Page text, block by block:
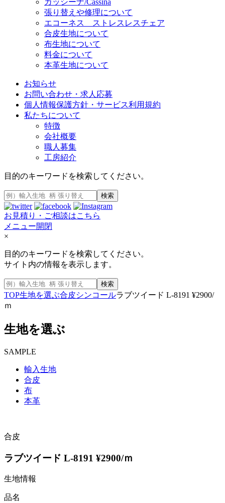
カッシーナ/Cassina
張り替えや修理について
エコーネス ストレスレスチェア
合皮生地について
布生地について
料金について
本革生地について
お知らせ
お問い合わせ・求人応募
個人情報保護方針・サービス利用規約
私たちについて
特徴
会社概要
職人募集
工房紹介
目的のキーワードを検索してください。
検索
お見積り・ご相談はこちら
メニュー開閉
×
目的のキーワードを検索してください。
サイト内の情報を表示します。
検索
TOP生地を選ぶ合皮シンコールラブツイード L-8191 ¥2900/
ｍ
生地を選ぶ
SAMPLE
輸入生地
合皮
布
本革
合皮
ラブツイード L-8191 ¥2900/ｍ
生地情報
品名